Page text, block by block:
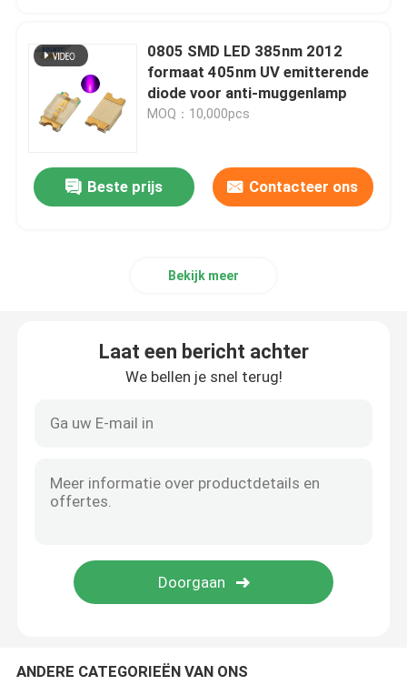
0805 SMD LED 385nm 2012
formaat 405nm UV emitterende
diode voor anti-muggenlamp
MOQ：10,000pcs
Beste prijs Contacteer ons
Bekijk meer
Laat een bericht achter
We bellen je snel terug!
ANDERE CATEGORIEËN VAN ONS